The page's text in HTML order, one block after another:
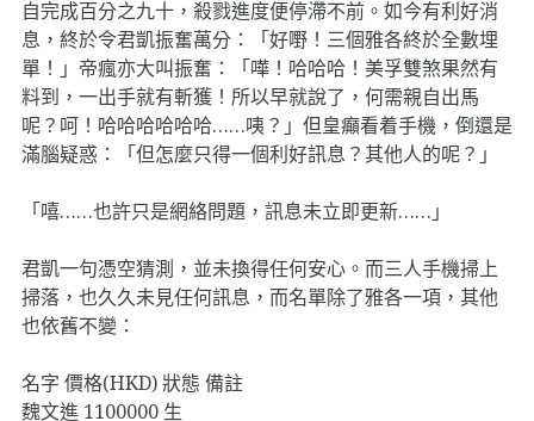
自完成百分之九十，殺戮進度便停滯不前。如今有利好消
息，終於令君凱振奮萬分：「好嘢！三個雅各終於全數埋
單！」帝瘋亦大叫振奮：「嘩！哈哈哈！美孚雙煞果然有
料到，一出手就有斬獲！所以早就說了，何需親自出馬
呢？呵！哈哈哈哈哈哈……咦？」但皇癲看着手機，倒還是
滿腦疑惑：「但怎麼只得一個利好訊息？其他人的呢？」
「嘻……也許只是網絡問題，訊息未立即更新……」
君凱一句憑空猜測，並未換得任何安心。而三人手機掃上
掃落，也久久未見任何訊息，而名單除了雅各一項，其他
也依舊不變：
名字 價格(HKD) 狀態 備註
魏文進 1100000 生